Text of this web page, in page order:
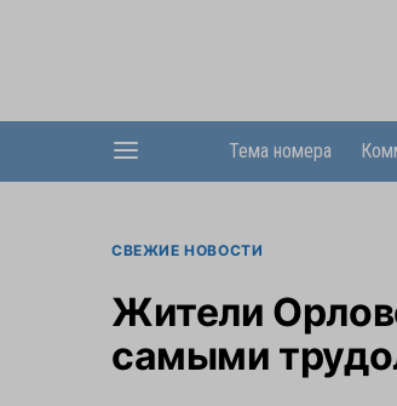
Тема номера
СВЕЖИЕ НОВОСТИ
Жители
самыми